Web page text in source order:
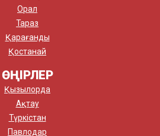
Орал
Тараз
Қарағанды
Қостанай
ӨҢІРЛЕР
Қызылорда
Ақтау
Түркістан
Павлодар